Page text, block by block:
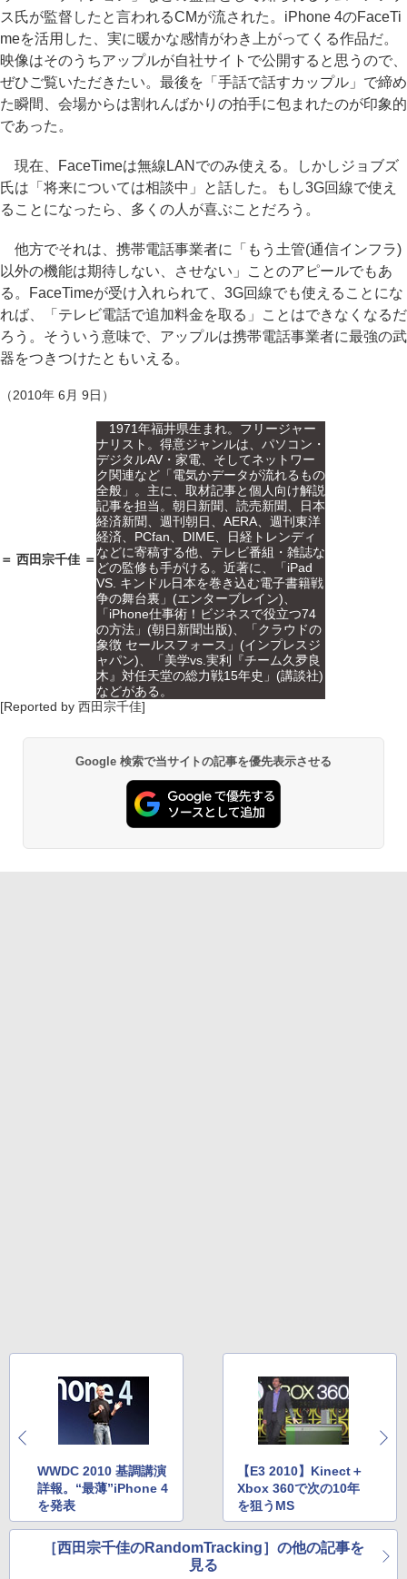
ス氏が監督したと言われるCMが流された。iPhone 4のFaceTi
meを活用した、実に暖かな感情がわき上がってくる作品だ。
映像はそのうちアップルが自社サイトで公開すると思うので、
ぜひご覧いただきたい。最後を「手話で話すカップル」で締め
た瞬間、会場からは割れんばかりの拍手に包まれたのが印象的
であった。
現在、FaceTimeは無線LANでのみ使える。しかしジョブズ
氏は「将来については相談中」と話した。もし3G回線で使え
ることになったら、多くの人が喜ぶことだろう。
他方でそれは、携帯電話事業者に「もう土管(通信インフラ)
以外の機能は期待しない、させない」ことのアピールでもあ
る。FaceTimeが受け入れられて、3G回線でも使えることにな
れば、「テレビ電話で追加料金を取る」ことはできなくなるだ
ろう。そういう意味で、アップルは携帯電話事業者に最強の武
器をつきつけたともいえる。
（2010年 6月 9日）
＝ 西田宗千佳 ＝
1971年福井県生まれ。フリージャー
ナリスト。得意ジャンルは、パソコン・
デジタルAV・家電、そしてネットワー
ク関連など「電気かデータが流れるもの
全般」。主に、取材記事と個人向け解説
記事を担当。朝日新聞、読売新聞、日本
経済新聞、週刊朝日、AERA、週刊東洋
経済、PCfan、DIME、日経トレンディ
などに寄稿する他、テレビ番組・雑誌な
どの監修も手がける。近著に、「iPad
VS. キンドル日本を巻き込む電子書籍戦
争の舞台裏」(エンターブレイン)、
「iPhone仕事術！ビジネスで役立つ74
の方法」(朝日新聞出版)、「クラウドの
象徴 セールスフォース」(インプレスジ
ャパン)、「美学vs.実利『チーム久夛良
木』対任天堂の総力戦15年史」(講談社)
などがある。
[Reported by 西田宗千佳]
Google 検索で当サイトの記事を優先表示させる
WWDC 2010 基調講演
詳報。“最薄”iPhone 4
を発表
【E3 2010】Kinect＋
Xbox 360で次の10年
を狙うMS
［西田宗千佳のRandomTracking］の他の記事を
見る